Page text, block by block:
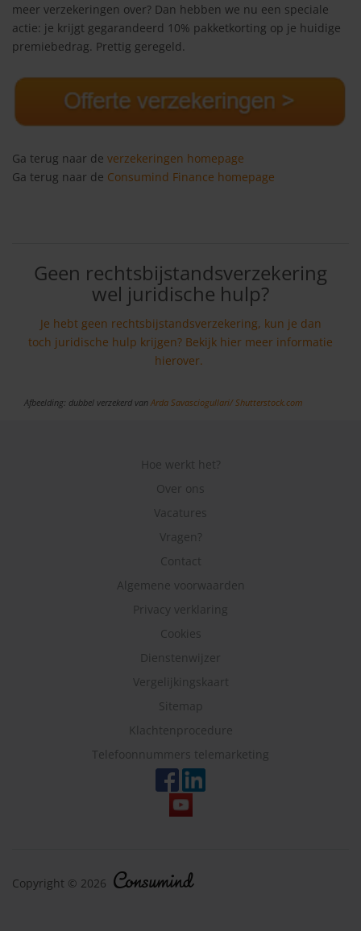
meer verzekeringen over? Dan hebben we nu een speciale
actie: je krijgt gegarandeerd 10% pakketkorting op je huidige
premiebedrag. Prettig geregeld.
Ga terug naar de verzekeringen homepage
Ga terug naar de Consumind Finance homepage
Geen rechtsbijstandsverzekering
wel juridische hulp?
Je hebt geen rechtsbijstandsverzekering, kun je dan
toch juridische hulp krijgen? Bekijk hier meer informatie
hierover.
Afbeelding: dubbel verzekerd van Arda Savasciogullari/ Shutterstock.com
Hoe werkt het?
Over ons
Vacatures
Vragen?
Contact
Algemene voorwaarden
Privacy verklaring
Cookies
Dienstenwijzer
Vergelijkingskaart
Sitemap
Klachtenprocedure
Telefoonnummers telemarketing
Copyright © 2026